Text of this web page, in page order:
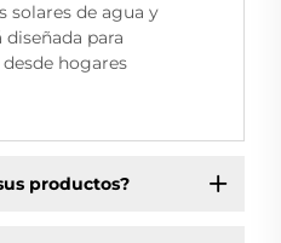
solares de agua y
para
hogares
productos?